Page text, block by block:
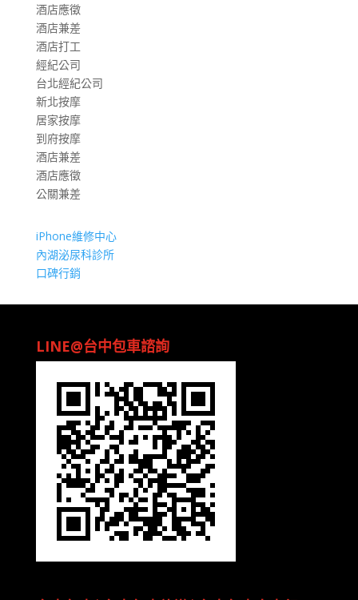
酒店應徵
酒店兼差
酒店打工
經紀公司
台北經紀公司
新北按摩
居家按摩
到府按摩
酒店兼差
酒店應徵
公關兼差
iPhone維修中心
內湖泌尿科診所
口碑行銷
LINE@台中包車諮詢